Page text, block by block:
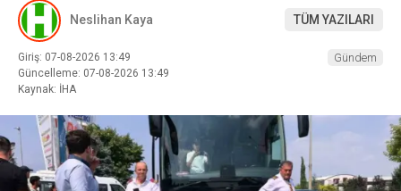
Neslihan Kaya TÜM YAZILARI
Giriş: 07-08-2026 13:49
Güncelleme: 07-08-2026 13:49
Kaynak: İHA
Gündem